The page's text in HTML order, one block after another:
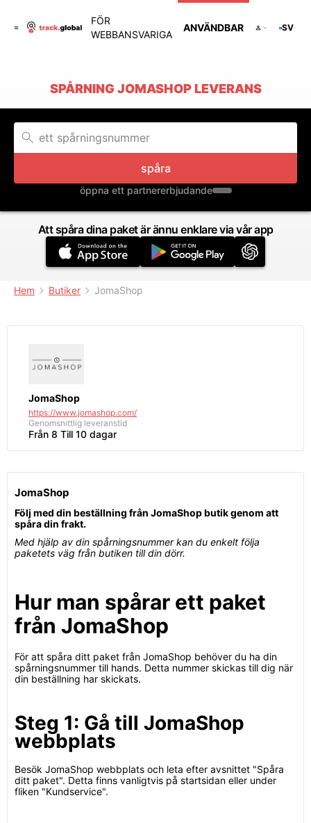
FÖR
WEBBANSVARIGA
ANVÄNDBAR SV
SPÅRNING JOMASHOP LEVERANS
spåra
öppna ett partnererbjudande
Att spåra dina paket är ännu enklare via vår app
Hem Butiker JomaShop
JomaShop
https://www.jomashop.com/
Genomsnittlig leveranstid
Från 8 Till 10 dagar
JomaShop
Följ med din beställning från JomaShop butik genom att
spåra din frakt.
Med hjälp av din spårningsnummer kan du enkelt följa
paketets väg från butiken till din dörr.
Hur man spårar ett paket
från JomaShop
För att spåra ditt paket från JomaShop behöver du ha din
spårningsnummer till hands. Detta nummer skickas till dig när
din beställning har skickats.
Steg 1: Gå till JomaShop
webbplats
Besök JomaShop webbplats och leta efter avsnittet "Spåra
ditt paket". Detta finns vanligtvis på startsidan eller under
fliken "Kundservice".